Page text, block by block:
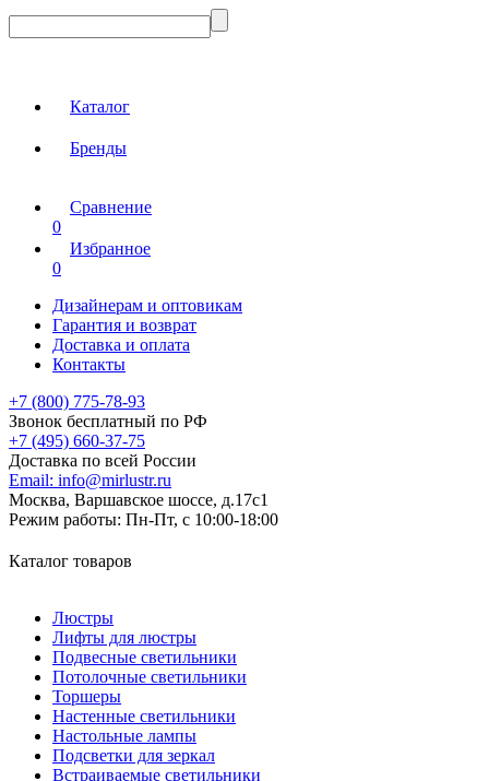
Каталог
Бренды
Сравнение
0
Избранное
0
Дизайнерам и оптовикам
Гарантия и возврат
Доставка и оплата
Контакты
+7 (800) 775-78-93
Звонок бесплатный по РФ
+7 (495) 660-37-75
Доставка по всей России
Email: info@mirlustr.ru
Москва, Варшавское шоссе, д.17c1
Режим работы: Пн-Пт, с 10:00-18:00
Каталог товаров
Люстры
Лифты для люстры
Подвесные светильники
Потолочные светильники
Торшеры
Настенные светильники
Настольные лампы
Подсветки для зеркал
Встраиваемые светильники